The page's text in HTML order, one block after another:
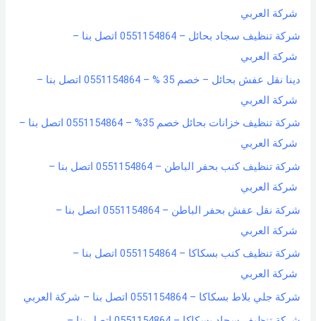
شركة العربي
شركة تنظيف سجاد بحائل – 0551154864 اتصل بنا –
شركة العربي
دينا نقل عفش بحائل – خصم 35 % – 0551154864 اتصل بنا –
شركة العربي
شركة تنظيف خزانات بحائل خصم 35% – 0551154864 اتصل بنا –
شركة العربي
شركة تنظيف كنب بحفر الباطن – 0551154864 اتصل بنا –
شركة العربي
شركة نقل عفش بحفر الباطن – 0551154864 اتصل بنا –
شركة العربي
شركة تنظيف كنب بسكاكا – 0551154864 اتصل بنا –
شركة العربي
شركة جلي بلاط بسكاكا – 0551154864 اتصل بنا – شركة العربي